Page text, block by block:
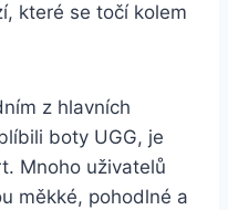
které se⁢ točí ⁢kolem
⁢z hlavních
boty‌ UGG,​ je
Mnoho uživatelů
⁤měkké, pohodlné a